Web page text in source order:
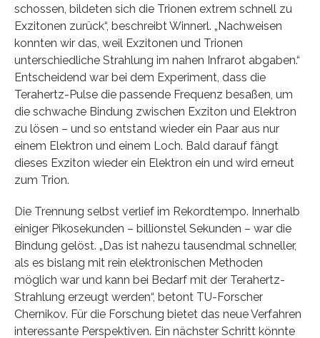
schossen, bildeten sich die Trionen extrem schnell zu
Exzitonen zurück“, beschreibt Winnerl. „Nachweisen
konnten wir das, weil Exzitonen und Trionen
unterschiedliche Strahlung im nahen Infrarot abgaben.“
Entscheidend war bei dem Experiment, dass die
Terahertz-Pulse die passende Frequenz besaßen, um
die schwache Bindung zwischen Exziton und Elektron
zu lösen – und so entstand wieder ein Paar aus nur
einem Elektron und einem Loch. Bald darauf fängt
dieses Exziton wieder ein Elektron ein und wird erneut
zum Trion.
Die Trennung selbst verlief im Rekordtempo. Innerhalb
einiger Pikosekunden – billionstel Sekunden – war die
Bindung gelöst. „Das ist nahezu tausendmal schneller,
als es bislang mit rein elektronischen Methoden
möglich war und kann bei Bedarf mit der Terahertz-
Strahlung erzeugt werden“, betont TU-Forscher
Chernikov. Für die Forschung bietet das neue Verfahren
interessante Perspektiven. Ein nächster Schritt könnte